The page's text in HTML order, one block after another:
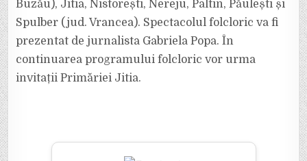
Buzău), Jitia, Nistorești, Nereju, Paltin, Păulești și
Spulber (jud. Vrancea). Spectacolul folcloric va fi
prezentat de jurnalista Gabriela Popa. În
continuarea programului folcloric vor urma
invitații Primăriei Jitia.